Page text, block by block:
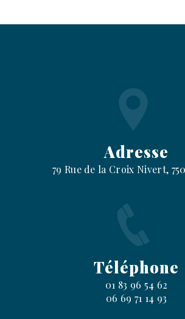
Adresse
79 Rue de la Croix Nivert,
Téléphone
01 83 96 54 62
06 69 71 14 93